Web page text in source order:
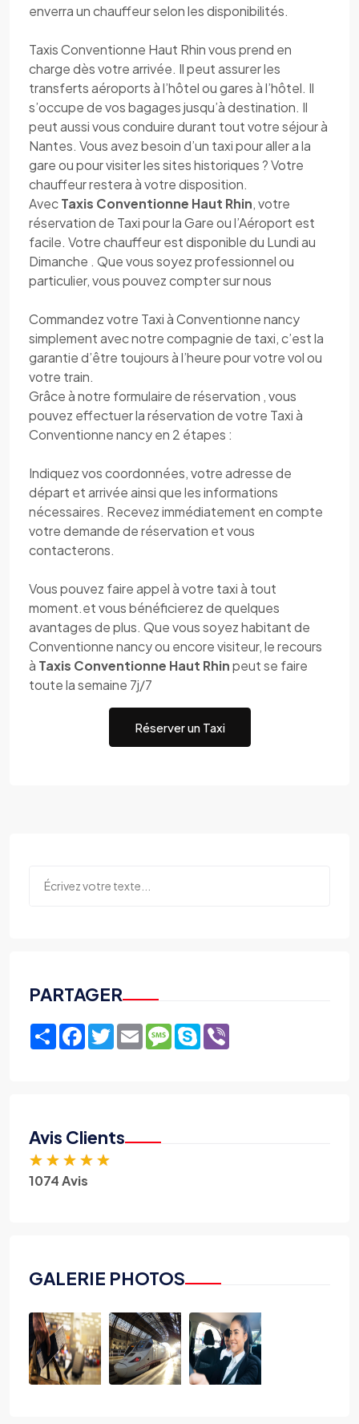
enverra un chauffeur selon les disponibilités.
Taxis Conventionne Haut Rhin vous prend en
charge dès votre arrivée. Il peut assurer les
transferts aéroports à l’hôtel ou gares à l’hôtel. Il
s’occupe de vos bagages jusqu’à destination. Il
peut aussi vous conduire durant tout votre séjour à
Nantes. Vous avez besoin d’un taxi pour aller a la
gare ou pour visiter les sites historiques ? Votre
chauffeur restera à votre disposition.
AvecTaxis Conventionne Haut Rhin, votre
réservation de Taxi pour la Gare ou l’Aéroport est
facile. Votre chauffeur est disponible du Lundi au
Dimanche . Que vous soyez professionnel ou
particulier, vous pouvez compter sur nous
Commandez votre Taxi à Conventionne nancy
simplement avec notre compagnie de taxi, c’est la
garantie d’être toujours à l’heure pour votre vol ou
votre train.
Grâce à notre formulaire de réservation , vous
pouvez effectuer la réservation de votre Taxi à
Conventionne nancy en 2 étapes :
Indiquez vos coordonnées, votre adresse de
départ et arrivée ainsi que les informations
nécessaires. Recevez immédiatement en compte
votre demande de réservation et vous
contacterons.
Vous pouvez faire appel à votre taxi à tout
moment.et vous bénéficierez de quelques
avantages de plus. Que vous soyez habitant de
Conventionne nancy ou encore visiteur, le recours
à Taxis Conventionne Haut Rhinpeut se faire
toute la semaine 7j/7
Réserver un Taxi
PARTAGER
ShareFacebook
TwitterEmailMessage
Skype
Avis Clients
★ ★ ★ ★ ★
1074 Avis
GALERIE PHOTOS